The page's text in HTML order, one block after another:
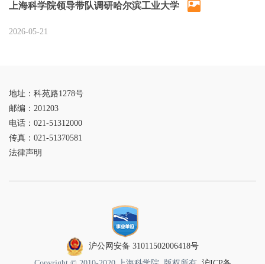
上海科学院领导带队调研哈尔滨工业大学
2026-05-21
地址：科苑路1278号
邮编：201203
电话：021-51312000
传真：021-51370581
法律声明
沪公网安备 31011502006418号